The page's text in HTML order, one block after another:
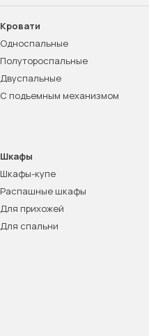
Кровати
Односпальные
Полутороспальные
Двуспальные
С подъемным механизмом
Шкафы
Шкафы-купе
Распашные шкафы
Для прихожей
Для спальни